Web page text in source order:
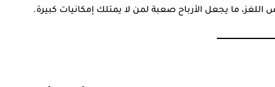
ما يجعل الأرباح صعبة لمن لا يمتلك إمكانيات كبيرة.